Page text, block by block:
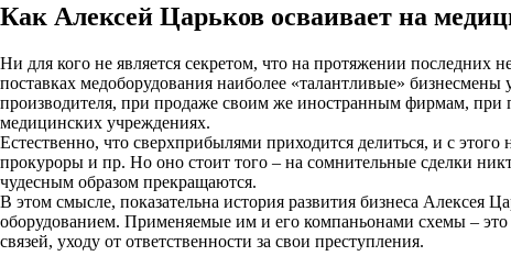
Как Алексей Царьков осваивает на
Ни для кого не является секретом, что на протяжении последних
поставках медоборудования наиболее «талантливые»
производителя, при продаже своим же иностранным фирмам, при
медицинских учреждениях.
Естественно, что сверхприбылями приходится делиться, и с
прокуроры и пр. Но оно стоит того – на сомнительные сделки
чудесным образом прекращаются.
В этом смысле, показательна история развития бизнеса
оборудованием. Применяемые им и его компаньонами схемы –
связей, уходу от ответственности за свои преступления.